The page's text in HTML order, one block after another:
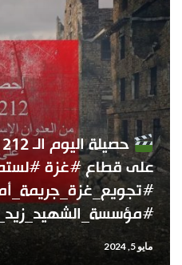
على قطاع #غزة
مايو 5, 2024